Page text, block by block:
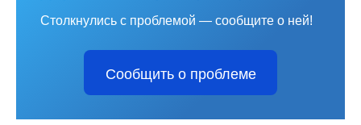
Столкнулись с проблемой — сообщите о ней!
Сообщить о проблеме